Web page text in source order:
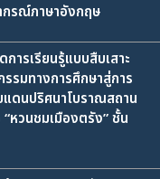
กรณ์ภาษาอังกฤษ
ารเรียนรู้แบบสืบเสาะ
มทางการศึกษาสู่การ
ดนปริศนาโบราณสถาน
หวนชมเมืองตรัง” ชั้น